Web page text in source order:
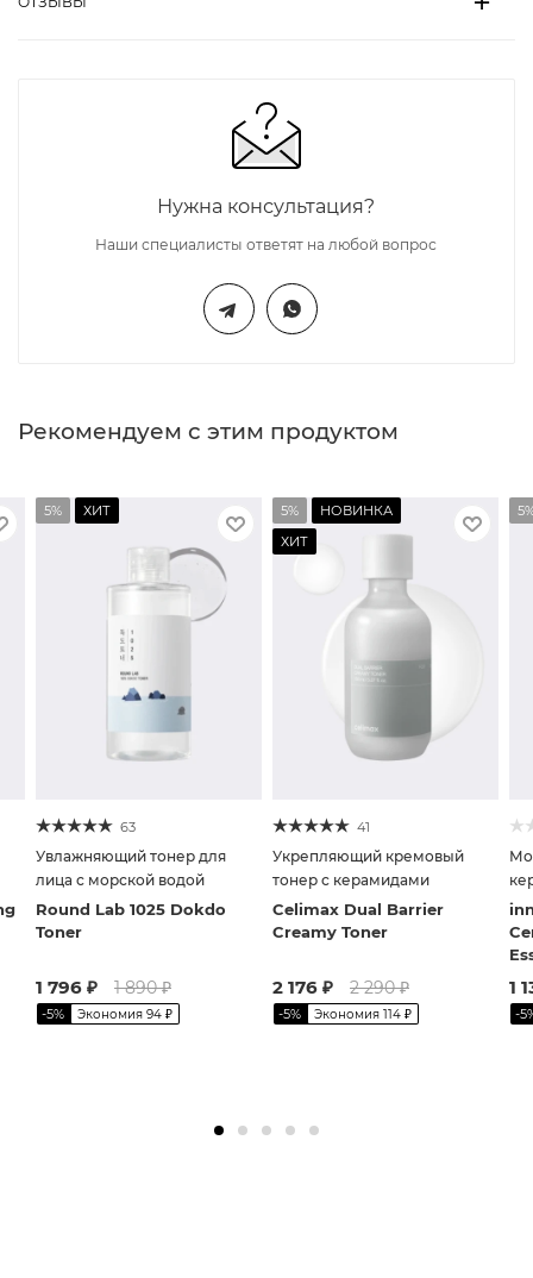
Нужна консультация?
Наши специалисты ответят на любой вопрос
Рекомендуем с этим продуктом
5% ХИТ
63
Увлажняющий тонер для
лица с морской водой
Round Lab 1025 Dokdo
Toner
1 796 ₽ 1 890₽
-5% Экономия 94 ₽
5%
НОВИНКА
ХИТ
41
Укрепляющий кремовый
тонер с керамидами
Celimax Dual Barrier
Creamy Toner
2 176 ₽ 2 290₽
-5% Экономия 114 ₽
1
-5